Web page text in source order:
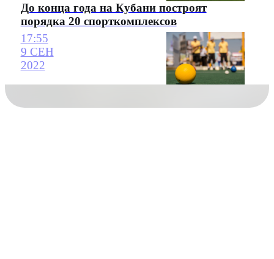
До конца года на Кубани построят
порядка 20 спорткомплексов
17:55
9 СЕН
2022